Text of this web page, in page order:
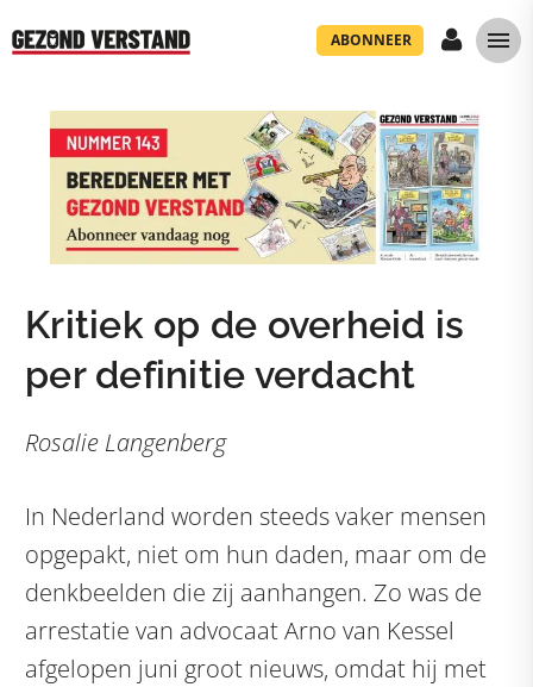
ABONNEER
Kritiek op de overheid is
per definitie verdacht
Rosalie Langenberg
In Nederland worden steeds vaker mensen
opgepakt, niet om hun daden, maar om de
denkbeelden die zij aanhangen. Zo was de
arrestatie van advocaat Arno van Kessel
afgelopen juni groot nieuws, omdat hij met